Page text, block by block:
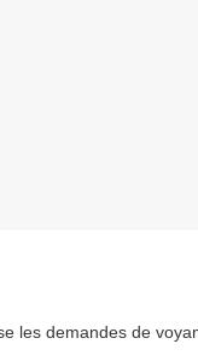
les demandes de